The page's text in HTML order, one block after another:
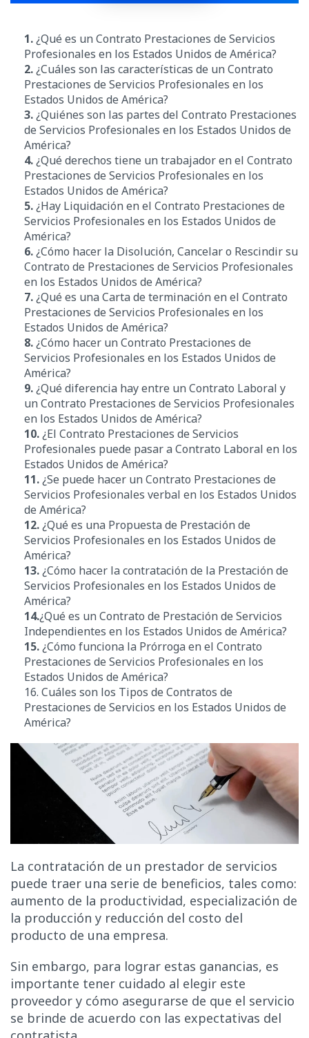
1.¿Qué es un Contrato Prestaciones de Servicios
Profesionales en los Estados Unidos de América?
2.¿Cuáles son las características de un Contrato
Prestaciones de Servicios Profesionales en los
Estados Unidos de América?
3.¿Quiénes son las partes del Contrato Prestaciones
de Servicios Profesionales en los Estados Unidos de
América?
4.¿Qué derechos tiene un trabajador en el Contrato
Prestaciones de Servicios Profesionales en los
Estados Unidos de América?
5.¿Hay Liquidación en el Contrato Prestaciones de
Servicios Profesionales en los Estados Unidos de
América?
6.¿Cómo hacer la Disolución, Cancelar o Rescindir su
Contrato de Prestaciones de Servicios Profesionales
en los Estados Unidos de América?
7.¿Qué es una Carta de terminación en el Contrato
Prestaciones de Servicios Profesionales en los
Estados Unidos de América?
8.¿Cómo hacer un Contrato Prestaciones de
Servicios Profesionales en los Estados Unidos de
América?
9.¿Qué diferencia hay entre un Contrato Laboral y
un Contrato Prestaciones de Servicios Profesionales
en los Estados Unidos de América?
10.¿El Contrato Prestaciones de Servicios
Profesionales puede pasar a Contrato Laboral en los
Estados Unidos de América?
11.¿Se puede hacer un Contrato Prestaciones de
Servicios Profesionales verbal en los Estados Unidos
de América?
12.¿Qué es una Propuesta de Prestación de
Servicios Profesionales en los Estados Unidos de
América?
13.¿Cómo hacer la contratación de la Prestación de
Servicios Profesionales en los Estados Unidos de
América?
14.¿Qué es un Contrato de Prestación de Servicios
Independientes en los Estados Unidos de América?
15.¿Cómo funciona la Prórroga en el Contrato
Prestaciones de Servicios Profesionales en los
Estados Unidos de América?
16. Cuáles son los Tipos de Contratos de
Prestaciones de Servicios en los Estados Unidos de
América?
La contratación de un prestador de servicios
puede traer una serie de beneficios, tales como:
aumento de la productividad, especialización de
la producción y reducción del costo del
producto de una empresa.
Sin embargo, para lograr estas ganancias, es
importante tener cuidado al elegir este
proveedor y cómo asegurarse de que el servicio
se brinde de acuerdo con las expectativas del